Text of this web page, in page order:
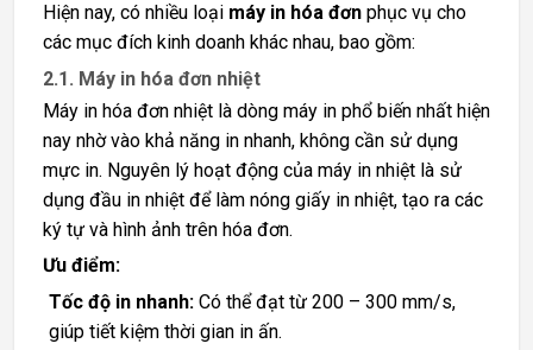
Hiện nay, có nhiều loại máy in hóa đơn phục vụ cho
các mục đích kinh doanh khác nhau, bao gồm:
2.1. Máy in hóa đơn nhiệt
Máy in hóa đơn nhiệt là dòng máy in phổ biến nhất hiện
nay nhờ vào khả năng in nhanh, không cần sử dụng
mực in. Nguyên lý hoạt động của máy in nhiệt là sử
dụng đầu in nhiệt để làm nóng giấy in nhiệt, tạo ra các
ký tự và hình ảnh trên hóa đơn.
Ưu điểm:
Tốc độ in nhanh:Có thể đạt từ 200 – 300 mm/s,
giúp tiết kiệm thời gian in ấn.